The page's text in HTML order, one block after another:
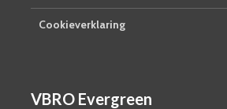
Cookieverklaring
VBRO Evergreen